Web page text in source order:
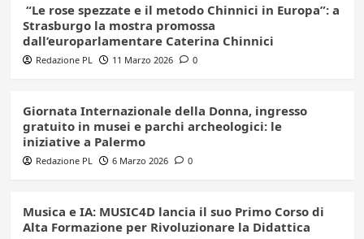
“Le rose spezzate e il metodo Chinnici in Europa”: a
Strasburgo la mostra promossa
dall’europarlamentare Caterina Chinnici
Redazione PL 11 Marzo 2026 0
Giornata Internazionale della Donna, ingresso
gratuito in musei e parchi archeologici: le
iniziative a Palermo
Redazione PL 6 Marzo 2026 0
Musica e IA: MUSIC4D lancia il suo Primo Corso di
Alta Formazione per Rivoluzionare la Didattica